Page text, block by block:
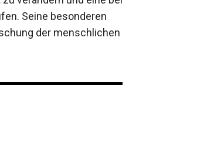
Seine besonderen
der menschlichen